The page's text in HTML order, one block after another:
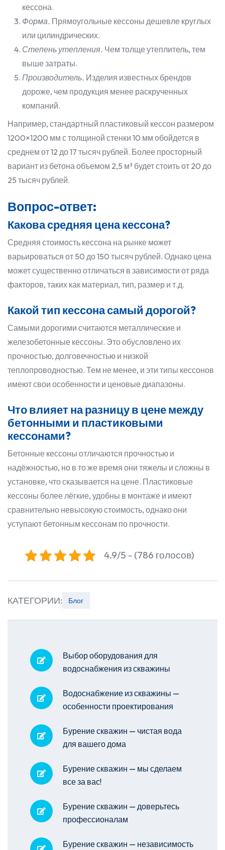
кессона.
Форма. Прямоугольные кессоны дешевле круглых
или цилиндрических.
Степень утепления. Чем толще утеплитель, тем
выше затраты.
Производитель. Изделия известных брендов
дороже, чем продукция менее раскрученных
компаний.
Например, стандартный пластиковый кессон размером
1200×1200 мм с толщиной стенки 10 мм обойдется в
среднем от 12 до 17 тысяч рублей. Более просторный
вариант из бетона объемом 2,5 м³ будет стоить от 20 до
25 тысяч рублей.
Вопрос-ответ:
Какова средняя цена кессона?
Средняя стоимость кессона на рынке может
варьироваться от 50 до 150 тысяч рублей. Однако цена
может существенно отличаться в зависимости от ряда
факторов, таких как материал, тип, размер и т.д.
Какой тип кессона самый дорогой?
Самыми дорогими считаются металлические и
железобетонные кессоны. Это обусловлено их
прочностью, долговечностью и низкой
теплопроводностью. Тем не менее, и эти типы кессонов
имеют свои особенности и ценовые диапазоны.
Что влияет на разницу в цене между
бетонными и пластиковыми
кессонами?
Бетонные кессоны отличаются прочностью и
надёжностью, но в то же время они тяжелы и сложны в
установке, что сказывается на цене. Пластиковые
кессоны более лёгкие, удобны в монтаже и имеют
сравнительно невысокую стоимость, однако они
уступают бетонным кессонам по прочности.
4.9/5 - (786 голосов)
КАТЕГОРИИ: Блог
Выбор оборудования для
водоснабжения из скважины
Водоснабжение из скважины —
особенности проектирования
Бурение скважин — чистая вода
для вашего дома
Бурение скважин — мы сделаем
все за вас!
Бурение скважин — доверьтесь
профессионалам
Бурение скважин — независимость